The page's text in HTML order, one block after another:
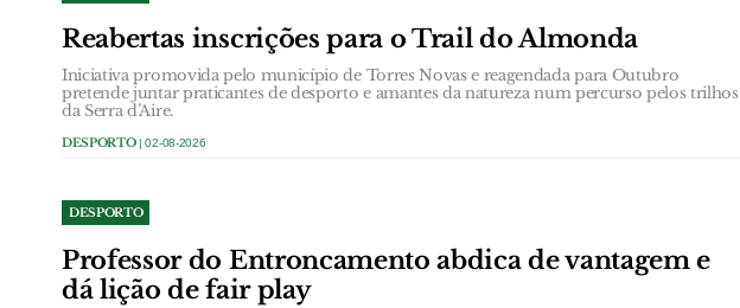
Reabertas inscrições para o Trail do Almonda
Iniciativa promovida pelo município de Torres Novas e reagendada para Outubro
pretende juntar praticantes de desporto e amantes da natureza num percurso pelos trilhos
da Serra d’Aire.
DESPORTO| 02-08-2026
DESPORTO
Professor do Entroncamento abdica de vantagem e
dá lição de fair play